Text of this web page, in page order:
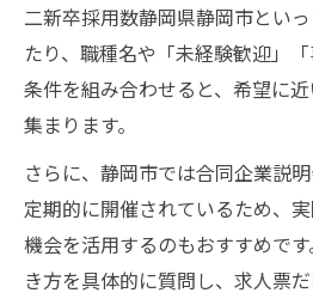
二新卒採用数静岡県静岡市とい
たり、職種名や「未経験歓迎」
条件を組み合わせると、希望に
集まります。
さらに、静岡市では合同企業説
定期的に開催されているため、
機会を活用するのもおすすめで
き方を具体的に質問し、求人票